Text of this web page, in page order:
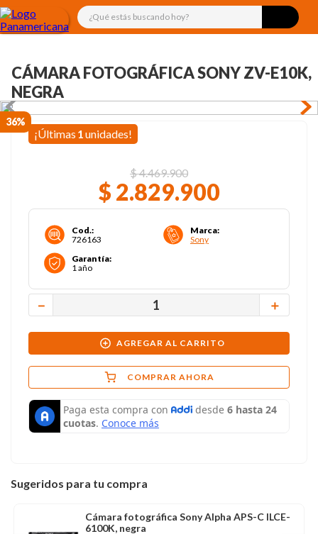
¿Qué estás buscando hoy?
CÁMARA FOTOGRÁFICA SONY ZV-E10K,
NEGRA
36%
¡Últimas 1unidades!
$4.469.900
$ 2.829.900
Cod.:
726163
Marca:
Sony
Garantía:
1 año
＋
－
AGREGAR AL CARRITO
COMPRAR AHORA
Sugeridos para tu compra
Cámara fotográfica Sony Alpha APS-C ILCE-
6100K, negra